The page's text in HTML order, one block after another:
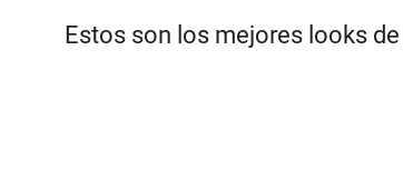
Estos son los mejores looks